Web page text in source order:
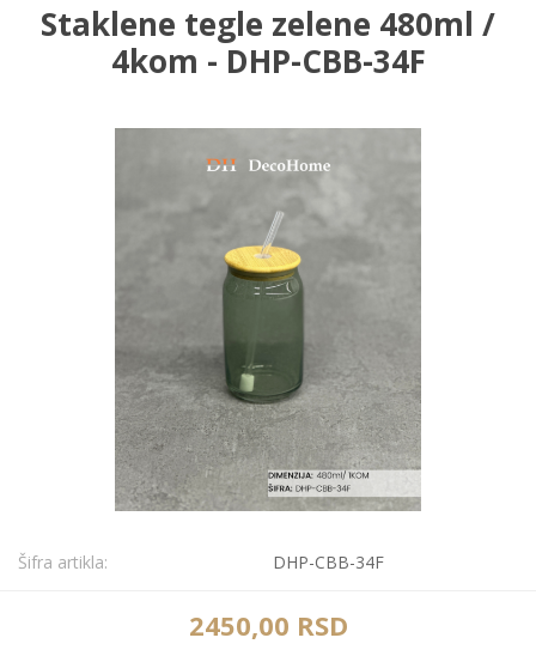
Staklene tegle zelene 480ml /
4kom - DHP-CBB-34F
Šifra artikla: DHP-CBB-34F
2450,00 RSD